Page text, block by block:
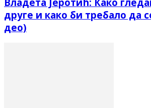
друге и како би требало да
део)